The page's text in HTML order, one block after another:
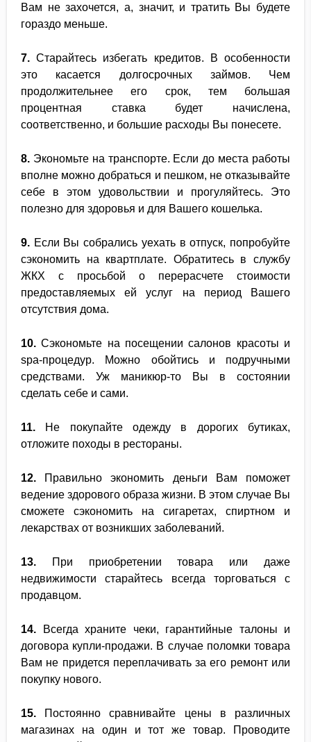
Вам не захочется, а, значит, и тратить Вы будете
гораздо меньше.
7. Старайтесь избегать кредитов. В особенности
это касается долгосрочных займов. Чем
продолжительнее его срок, тем большая
процентная ставка будет начислена,
соответственно, и большие расходы Вы понесете.
8. Экономьте на транспорте. Если до места работы
вполне можно добраться и пешком, не отказывайте
себе в этом удовольствии и прогуляйтесь. Это
полезно для здоровья и для Вашего кошелька.
9. Если Вы собрались уехать в отпуск, попробуйте
сэкономить на квартплате. Обратитесь в службу
ЖКХ с просьбой о перерасчете стоимости
предоставляемых ей услуг на период Вашего
отсутствия дома.
10. Сэкономьте на посещении салонов красоты и
spa-процедур. Можно обойтись и подручными
средствами. Уж маникюр-то Вы в состоянии
сделать себе и сами.
11. Не покупайте одежду в дорогих бутиках,
отложите походы в рестораны.
12. Правильно экономить деньги Вам поможет
ведение здорового образа жизни. В этом случае Вы
сможете сэкономить на сигаретах, спиртном и
лекарствах от возникших заболеваний.
13. При приобретении товара или даже
недвижимости старайтесь всегда торговаться с
продавцом.
14. Всегда храните чеки, гарантийные талоны и
договора купли-продажи. В случае поломки товара
Вам не придется переплачивать за его ремонт или
покупку нового.
15. Постоянно сравнивайте цены в различных
магазинах на один и тот же товар. Проводите